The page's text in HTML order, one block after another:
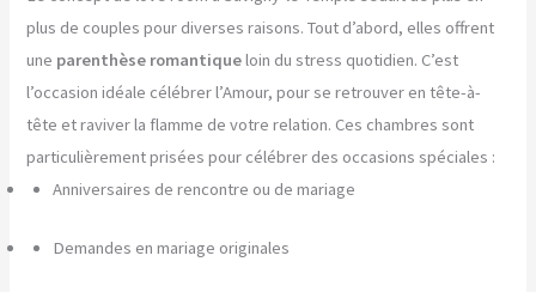
plus de couples pour diverses raisons. Tout d’abord, elles offrent
une parenthèse romantiqueloin du stress quotidien. C’est
l’occasion idéale célébrer l’Amour, pour se retrouver en tête-à-
tête et raviver la flamme de votre relation. Ces chambres sont
particulièrement prisées pour célébrer des occasions spéciales :
Anniversaires de rencontre ou de mariage
Demandes en mariage originales